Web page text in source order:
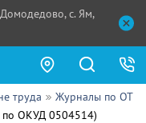
с. Ям,
труда
Журналы по ОТ
по ОКУД 0504514)